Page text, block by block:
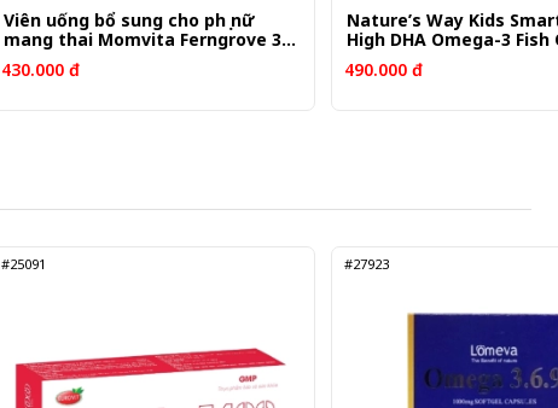
Viên uống bổ sung cho phụ nữ
mang thai Momvita Ferngrove 30
viên
430.000 đ
Nature’s Way Kids
High DHA Omega-3 Fish
viên
490.000 đ
#25091 #27923